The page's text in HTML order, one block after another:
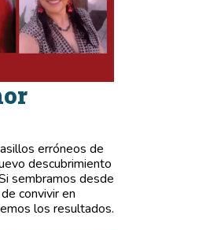
erróneos de
descubrimiento
sembramos desde
convivir en
los resultados.